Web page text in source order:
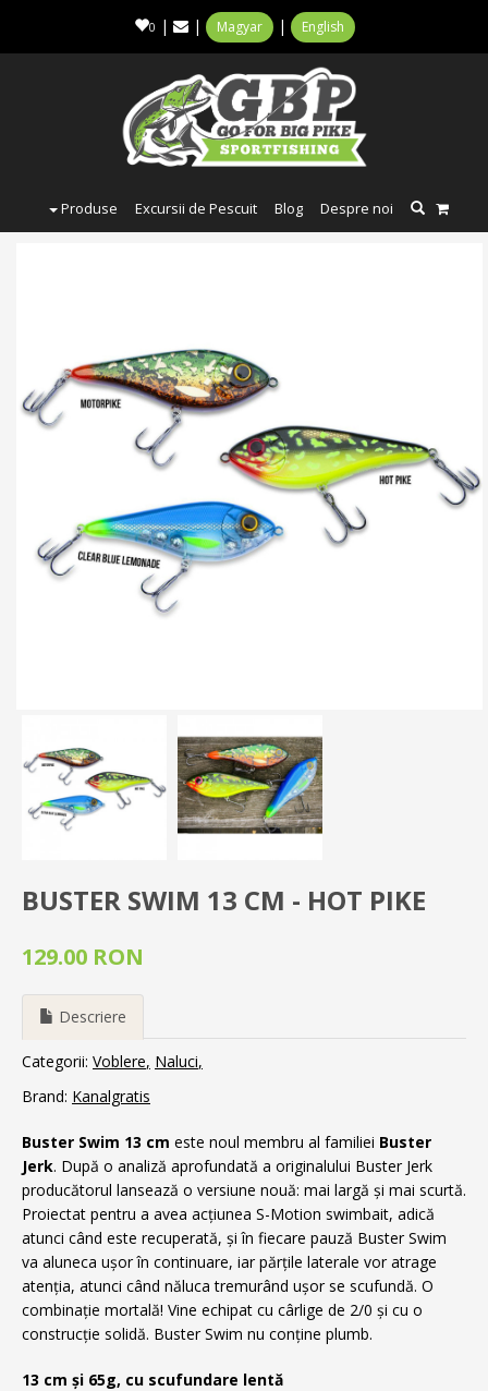
0 | | Magyar | English
Produse Excursii de Pescuit Blog Despre noi
BUSTER SWIM 13 CM - HOT PIKE
129.00 RON
Descriere
Categorii: Voblere Naluci
Brand: Kanalgratis
Buster Swim 13 cm este noul membru al familiei Buster
Jerk. După o analiză aprofundată a originalului Buster Jerk
producătorul lansează o versiune nouă: mai largă și mai scurtă.
Proiectat pentru a avea acțiunea S-Motion swimbait, adică
atunci când este recuperată, și în fiecare pauză Buster Swim
va aluneca ușor în continuare, iar părțile laterale vor atrage
atenția, atunci când năluca tremurând ușor se scufundă. O
combinație mortală! Vine echipat cu cârlige de 2/0 și cu o
construcție solidă. Buster Swim nu conține plumb.
13 cm și 65g, cu scufundare lentă